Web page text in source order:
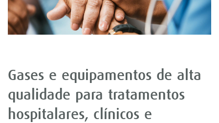
Gases e equipamentos de alta
qualidade para tratamentos
hospitalares, clínicos e